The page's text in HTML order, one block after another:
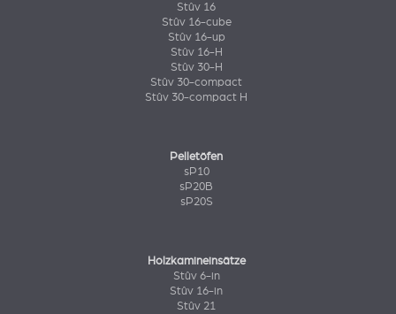
Stûv 16
Stûv 16-cube
Stûv 16-up
Stûv 16-H
Stûv 30-H
Stûv 30-compact
Stûv 30-compact H
Pelletöfen
sP10
sP20B
sP20S
Holzkamineinsätze
Stûv 6-in
Stûv 16-in
Stûv 21